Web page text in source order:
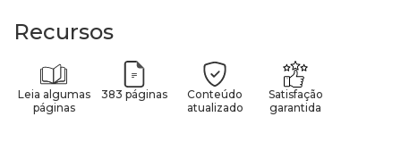
Recursos
Leia algumas
páginas
383 páginas
Conteúdo
atualizado
Satisfação
garantida